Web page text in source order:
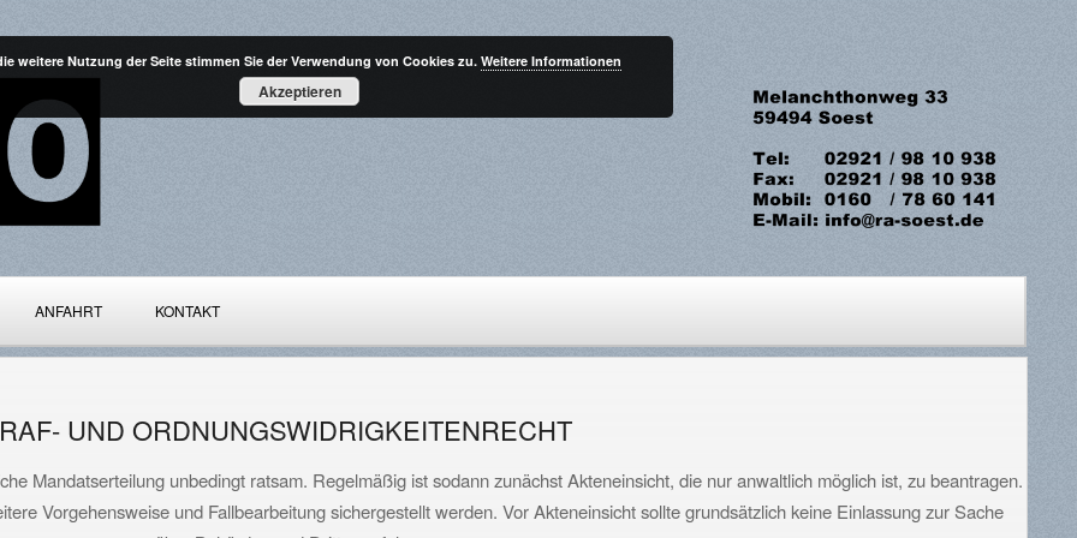
ANFAHRT KONTAKT
UND ORDNUNGSWIDRIGKEITENRECHT
Mandatserteilung unbedingt ratsam. Regelmäßig ist sodann zunächst Akteneinsicht, die nur anwaltlich möglich ist, zu beantragen.
Vorgehensweise und Fallbearbeitung sichergestellt werden. Vor Akteneinsicht sollte grundsätzlich keine Einlassung zur Sache
weitere Nutzung der Seite stimmen Sie der Verwendung von Cookies zu. Weitere Informationen
Akzeptieren